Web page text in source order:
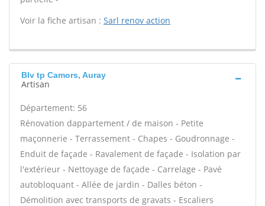
Voir la fiche artisan : Sarl renov action
Blv tp Camors, Auray
Artisan
Département: 56
Rénovation dappartement / de maison - Petite
maçonnerie - Terrassement - Chapes - Goudronnage -
Enduit de façade - Ravalement de façade - Isolation par
l'extérieur - Nettoyage de façade - Carrelage - Pavé
autobloquant - Allée de jardin - Dalles béton -
Démolition avec transports de gravats - Escaliers